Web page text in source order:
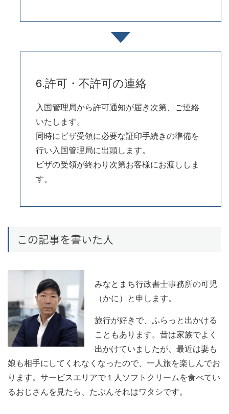
6.許可・不許可の連絡
入国管理局から許可通知が届き次第、ご連絡
いたします。
同時にビザ受領に必要な証印手続きの準備を
行い入国管理局に出頭します。
ビザの受領が終わり次第お客様にお渡ししま
す。
この記事を書いた人
みなとまち行政書士事務所の可児
（かに）と申します。
旅行が好きで、ふらっと出かける
こともあります。昔は家族でよく
出かけていましたが、最近は妻も
娘も相手にしてくれなくなったので、一人旅を楽しんでお
ります。サービスエリアで１人ソフトクリームを食べてい
るおじさんを見たら、たぶんそれはワタシです。